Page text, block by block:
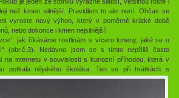
než kmen silnější. Pravidlem to ale není. Občas se
vyroste nový výhon, který v poměrně krátké době
nebo dokonce i kmen nejsilnější!
jak říkáváme rostlinám s vícero kmeny, jaké se u
(obr.č.3). Nedávno jsem se s tímto nepříliš často
na internetu v souvislosti s kuriozní příhodou, která v
potkala nějakého školáka. Ten se při hrátkách s